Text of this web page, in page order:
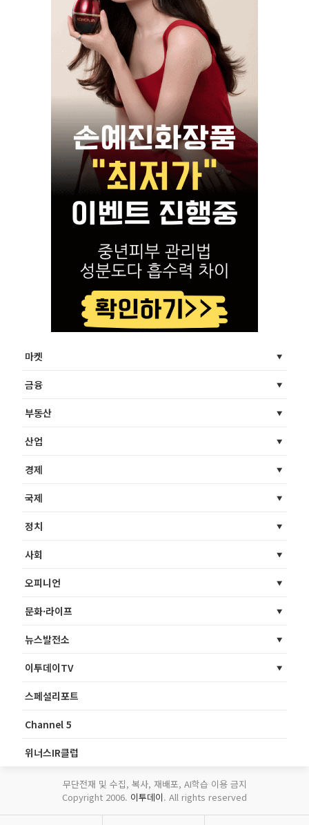
마켓
금융
부동산
산업
경제
국제
정치
사회
오피니언
문화·라이프
뉴스발전소
이투데이TV
스페셜리포트
Channel 5
위너스IR클럽
무단전재 및 수집, 복사, 재배포, AI학습 이용 금지
Copyright 2006. 이투데이. All rights reserved